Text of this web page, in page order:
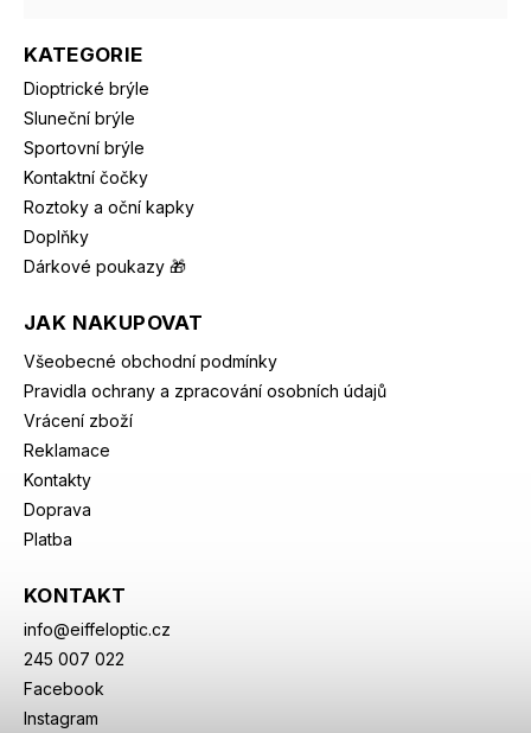
KATEGORIE
Dioptrické brýle
Sluneční brýle
Sportovní brýle
Kontaktní čočky
Roztoky a oční kapky
Doplňky
Dárkové poukazy 🎁
JAK NAKUPOVAT
Všeobecné obchodní podmínky
Pravidla ochrany a zpracování osobních údajů
Vrácení zboží
Reklamace
Kontakty
Doprava
Platba
KONTAKT
info@eiffeloptic.cz
245 007 022
Facebook
Instagram